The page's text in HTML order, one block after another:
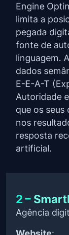
Engine
limita a
pegada
fonte de
linguagem.
dados
E-E-A-T
Autoridade
que os seus
nos
resposta
artificial.
2 –
Agência